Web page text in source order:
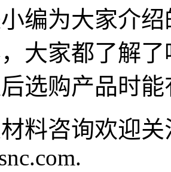
编为大家介
大家都了解
选购产品时
料咨询欢迎